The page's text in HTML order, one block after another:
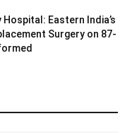
Eastern India’s
Surgery on 87-